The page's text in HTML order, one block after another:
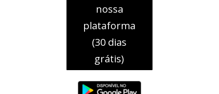
nossa
plataforma
(30 dias
grátis)